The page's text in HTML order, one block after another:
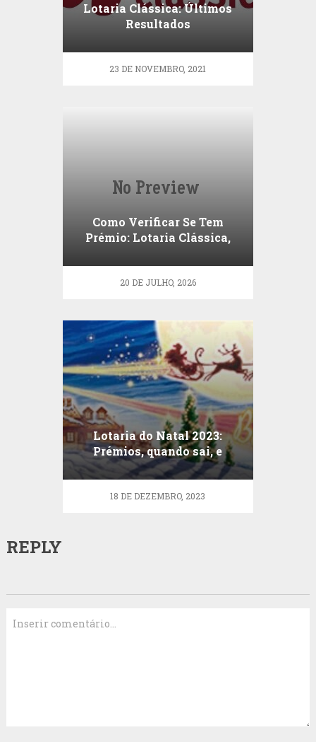
Lotaria Clássica: Últimos
Resultados
23 DE NOVEMBRO, 2021
Como Verificar Se Tem
Prémio: Lotaria Clássica,
Euromilhões
20 DE JULHO, 2026
Lotaria do Natal 2023:
Prémios, quando sai, e
como jogar na Lotaria
Clássica do Natal
18 DE DEZEMBRO, 2023
REPLY